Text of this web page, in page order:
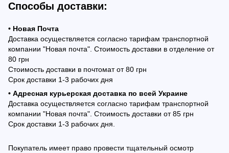
Способы доставки:
• Новая Почта
Доставка осуществляется согласно тарифам транспортной
компании "Новая почта". Стоимость доставки в отделение от
80 грн
Стоимость доставки в почтомат от 80 грн
Срок доставки 1-3 рабочих дня
• Адресная курьерская доставка по всей Украине
Доставка осуществляется согласно тарифам транспортной
компании "Новая почта". Стоимость доставки от 85 грн
Срок доставки 1-3 рабочих дня.
Покупатель имеет право провести тщательный осмотр